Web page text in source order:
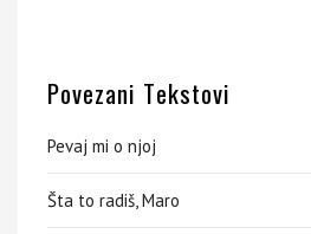
Povezani Tekstovi
Pevaj mi o njoj
Šta to radiš, Maro